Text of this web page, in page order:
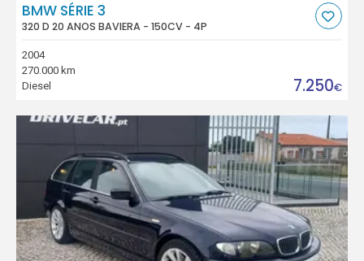
BMW SÉRIE 3
320 D 20 ANOS BAVIERA - 150CV - 4P
2004
270.000 km
Diesel
7.250€